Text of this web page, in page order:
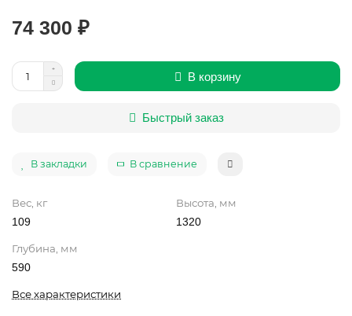
74 300 ₽
В корзину
Быстрый заказ
В закладки В сравнение
Вес, кг
109
Высота, мм
1320
Глубина, мм
590
Все характеристики